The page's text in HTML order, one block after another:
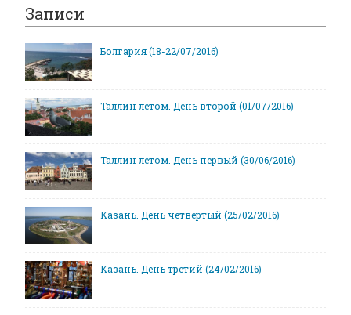
Записи
Болгария (18-22/07/2016)
Таллин летом. День второй (01/07/2016)
Таллин летом. День первый (30/06/2016)
Казань. День четвертый (25/02/2016)
Казань. День третий (24/02/2016)